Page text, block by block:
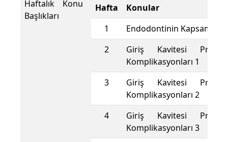
Haftalık Konu
Başlıkları
Hafta
Konular
1
Endodontinin Kapsam ve
2
Giriş Kavitesi
Komplikasyonları 1
3
Giriş Kavitesi
Komplikasyonları 2
4
Giriş Kavitesi
Komplikasyonları 3